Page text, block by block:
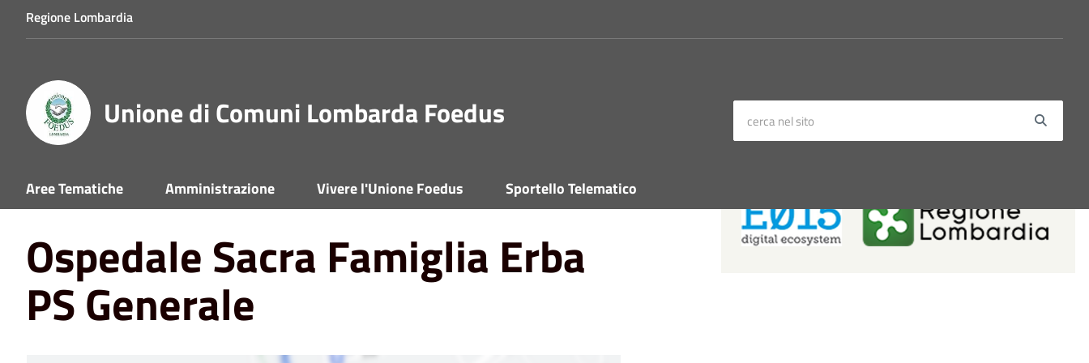
Regione Lombardia
Unione di Comuni Lombarda Foedus
Aree Tematiche Amministrazione Vivere l'Unione Foedus Sportello Telematico
Home Punti di Interesse Ospedale Sacra Famiglia Erba PS Generale
Ospedale Sacra Famiglia Erba
PS Generale